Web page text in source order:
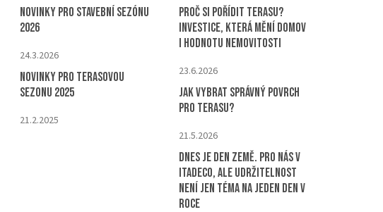
Novinky pro stavební sezónu
2026
24.3.2026
Novinky pro terasovou
sezonu 2025
21.2.2025
Proč si pořídit terasu?
Investice, která mění domov
i hodnotu nemovitosti
23.6.2026
Jak vybrat správný povrch
pro terasu?
21.5.2026
Dnes je Den Země. Pro nás v
ITADECO, ale udržitelnost
není jen téma na jeden den v
roce